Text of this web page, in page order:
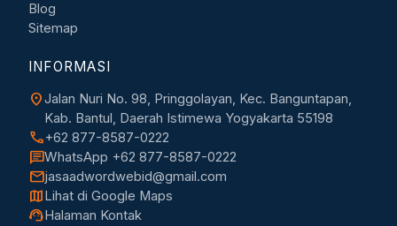
Blog
Sitemap
INFORMASI
location_onJalan Nuri No. 98, Pringgolayan, Kec. Banguntapan,
Kab. Bantul, Daerah Istimewa Yogyakarta 55198
call+62 877-8587-0222
chatWhatsApp +62 877-8587-0222
mailjasaadwordwebid@gmail.com
mapLihat di Google Maps
support_agentHalaman Kontak